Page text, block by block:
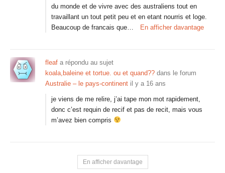
du monde et de vivre avec des australiens tout en
travaillant un tout petit peu et en etant nourris et loge.
Beaucoup de francais que…
En afficher davantage
fleaf a répondu au sujet
koala,baleine et tortue. ou et quand?? dans le forum
Australie – le pays-continent il y a 16 ans
je viens de me relire, j’ai tape mon mot rapidement,
donc c’est requin de recif et pas de recit, mais vous
m’avez bien compris
En afficher davantage